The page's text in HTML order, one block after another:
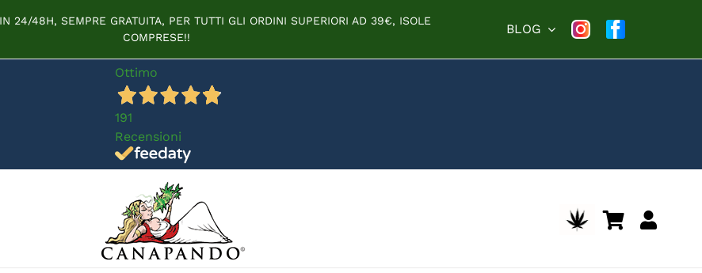
24/48H, SEMPRE GRATUITA, PER TUTTI GLI ORDINI SUPERIORI AD 39€, ISOLE
COMPRESE!!
BLOG
Ottimo
191
Recensioni